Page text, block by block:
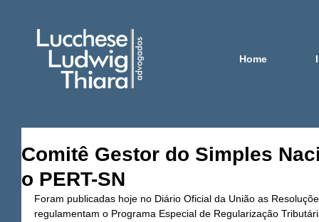
Home
Comitê Gestor do Simples
o PERT-SN
Foram publicadas hoje no Diário Oficial da União as
regulamentam o Programa Especial de Regularização